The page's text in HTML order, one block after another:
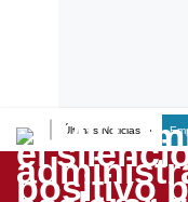
Últimas Noticias
Lo último
Peru Quiosco